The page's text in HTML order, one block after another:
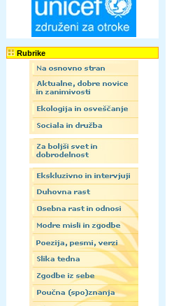
Rubrike